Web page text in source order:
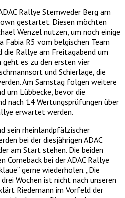
Rallye Stemweder Berg am
gestartet. Diesen möchten
Wenzel nutzen, um noch einige
Fabia R5 vom belgischen Team
Rallye am Freitagabend um
es zu den ersten vier
und Schierlage, die
Am Samstag folgen weitere
um Lübbecke, bevor die
nach 14 Wertungsprüfungen über
erwartet werden.
sein rheinlandpfälzischer
bei der diesjährigen ADAC
am Start stehen. Die beiden
Comeback bei der ADAC Rallye
gerne wiederholen. „Die
Wochen ist nicht nach unseren
Riedemann im Vorfeld der